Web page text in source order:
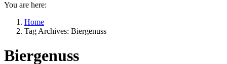
You are here:
Home
Tag Archives: Biergenuss
Biergenuss